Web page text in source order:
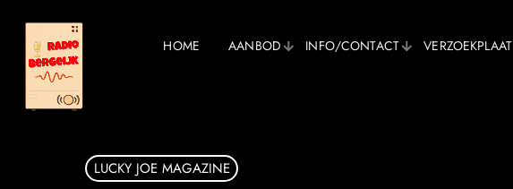
HOME AANBOD INFO/CONTACT VERZOEKPLAAT
LUCKY JOE MAGAZINE